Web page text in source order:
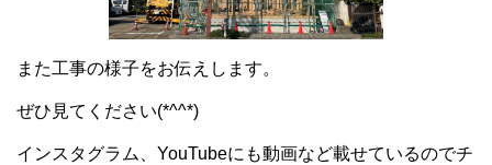
また工事の様子をお伝えします。
ぜひ見てください(*^^*)
インスタグラム、YouTubeにも動画など載せているのでチ